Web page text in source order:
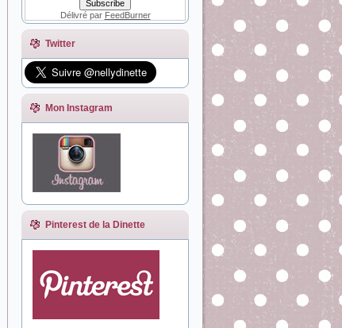
Délivré par FeedBurner
Twitter
Mon Instagram
Pinterest de la Dinette